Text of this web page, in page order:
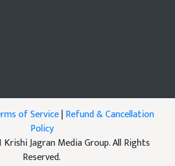
of Service|Refund & Cancellation
Policy
Jagran Media Group. All Rights
Reserved.